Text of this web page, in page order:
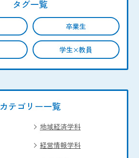
タグ一覧
卒業生
学生×教員
カテゴリー一覧
地域経済学科
経営情報学科